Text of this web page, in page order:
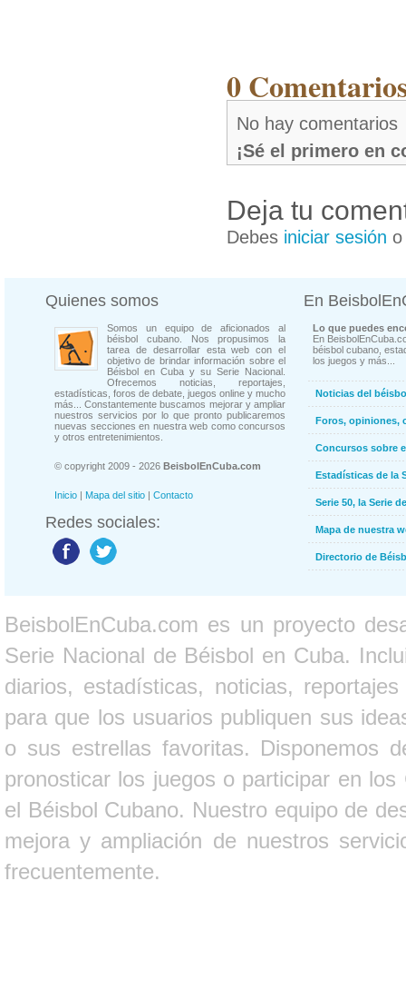
0
No hay comentarios
¡Sé el primero en
Deja tu
Debes iniciar sesión
Quienes somos
Somos un equipo de aficionados al
béisbol cubano. Nos propusimos la
tarea de desarrollar esta web con el
objetivo de brindar información sobre el
Béisbol en Cuba y su Serie Nacional.
Ofrecemos noticias, reportajes,
estadísticas, foros de debate, juegos online y mucho
más... Constantemente buscamos mejorar y ampliar
nuestros servicios por lo que pronto publicaremos
nuevas secciones en nuestra web como concursos
y otros entretenimientos.
© copyright 2009 - 2026 BeisbolEnCuba.com
Inicio | Mapa del sitio | Contacto
Redes sociales:
En
Lo que puedes
En
béisbol cubano,
los juegos y más...
Noticias del
Foros, opiniones,
Concursos sobre
Estadísticas de la
Serie 50, la Serie
Mapa de nuestra
Directorio de
BeisbolEnCuba.com es un proyecto
Serie Nacional de Béisbol en Cuba.
diarios, estadísticas, noticias,
para que los usuarios publiquen sus
o sus estrellas favoritas. Disponemos
pronosticar los juegos o participar en
el Béisbol Cubano. Nuestro equipo de
mejora y ampliación de nuestros
frecuentemente.